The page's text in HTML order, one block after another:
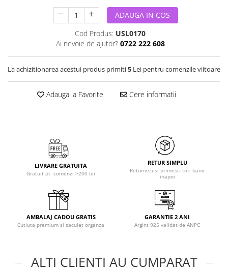
ADAUGA IN COS
Cod Produs: USL0170
Ai nevoie de ajutor? 0722 222 608
La achizitionarea acestui produs primiti5 Lei pentru comenzile viitoare
Adauga la Favorite Cere informatii
LIVRARE GRATUITA
Gratuit pt. comenzi >200 lei
RETUR SIMPLU
Returnezi si primesti toti banii
inapoi
AMBALAJ CADOU GRATIS
Cutiuta premium si saculet organza
GARANTIE 2 ANI
Argint 925 validat de ANPC
ALTI CLIENTI AU CUMPARAT